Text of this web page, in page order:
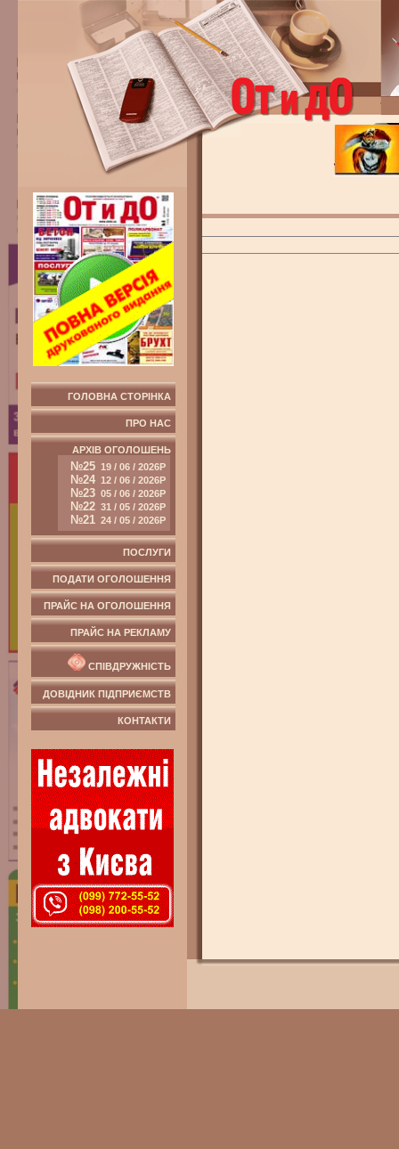
ГОЛОВНА СТОРІНКА
ПРО НАС
АРХІВ ОГОЛОШЕНЬ
№25 19 / 06 / 2026Р
№24 12 / 06 / 2026Р
№23 05 / 06 / 2026Р
№22 31 / 05 / 2026Р
№21 24 / 05 / 2026Р
ПОСЛУГИ
ПОДАТИ ОГОЛОШЕННЯ
ПРАЙС НА ОГОЛОШЕННЯ
ПРАЙС НА РЕКЛАМУ
СПІВДРУЖНІСТЬ
ДОВІДНИК ПІДПРИЄМСТВ
КОНТАКТИ